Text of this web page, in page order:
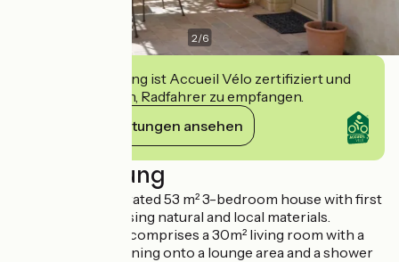
2/6
Diese Einrichtung ist Accueil Vélo zertifiziert und
verpflichtet sich, Radfahrer zu empfangen.
Ihre Verpflichtungen ansehen
Beschreibung
Charmingly decorated 53 m² 3-bedroom house with first
floor renovated using natural and local materials.
The ground floor comprises a 30m² living room with a
fitted kitchen opening onto a lounge area and a shower